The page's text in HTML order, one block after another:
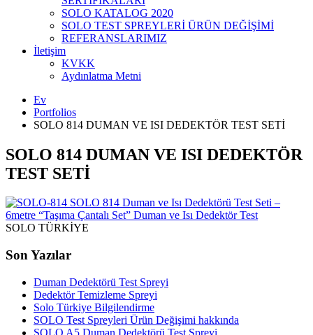
SOLO KATALOG 2020
SOLO TEST SPREYLERİ ÜRÜN DEĞİŞİMİ
REFERANSLARIMIZ
İletişim
KVKK
Aydınlatma Metni
Ev
Portfolios
SOLO 814 DUMAN VE ISI DEDEKTÖR TEST SETİ
SOLO 814 DUMAN VE ISI DEDEKTÖR
TEST SETİ
SOLO 814 Duman ve Isı Dedektörü Test Seti –
6metre “Taşıma Çantalı Set” Duman ve Isı Dedektör Test
SOLO TÜRKİYE
Son Yazılar
Duman Dedektörü Test Spreyi
Dedektör Temizleme Spreyi
Solo Türkiye Bilgilendirme
SOLO Test Spreyleri Ürün Değişimi hakkında
SOLO A5 Duman Dedektörü Test Spreyi